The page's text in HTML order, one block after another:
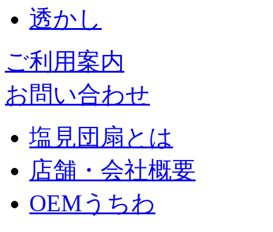
透かし
ご利用案内
お問い合わせ
塩見団扇とは
店舗・会社概要
OEMうちわ